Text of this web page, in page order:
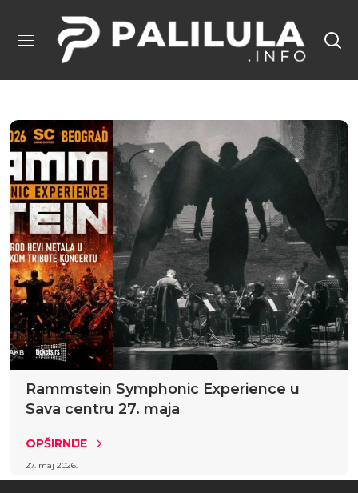
Rammstein Symphonic Experience u
Sava centru 27. maja
OPŠIRNIJE
27. maj 2026.